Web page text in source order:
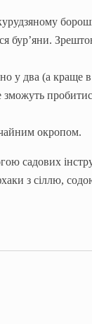
бур’яни.
у два (а
окропом.
садових
з сіллю,